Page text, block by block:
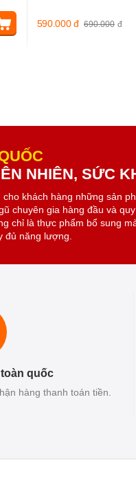
690.000 đ
590.000 đ
NHIÊN, SỨC
khách hàng những sản
chuyên gia hàng đầu và
chỉ là thực phẩm bổ sung
đủ năng lượng.
quốc
hàng thanh toán tiền.